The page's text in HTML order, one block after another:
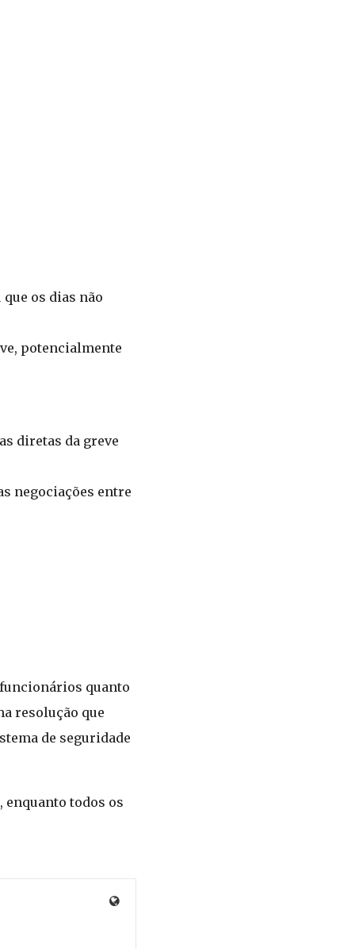
os dias não
potencialmente
diretas da greve
negociações entre
quanto
resolução que
de seguridade
enquanto todos os